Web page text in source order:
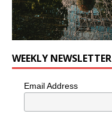
WEEKLY NEWSLETTER
Email Address